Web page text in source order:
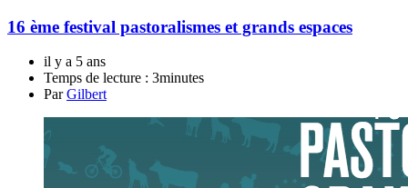
16 ème festival pastoralismes et grands espaces
il y a 5 ans
Temps de lecture : 3minutes
ParGilbert